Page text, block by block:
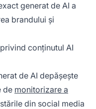
generat de AI a
brandului și
conținutul AI
de AI depășește
de monitorizare a
din social media